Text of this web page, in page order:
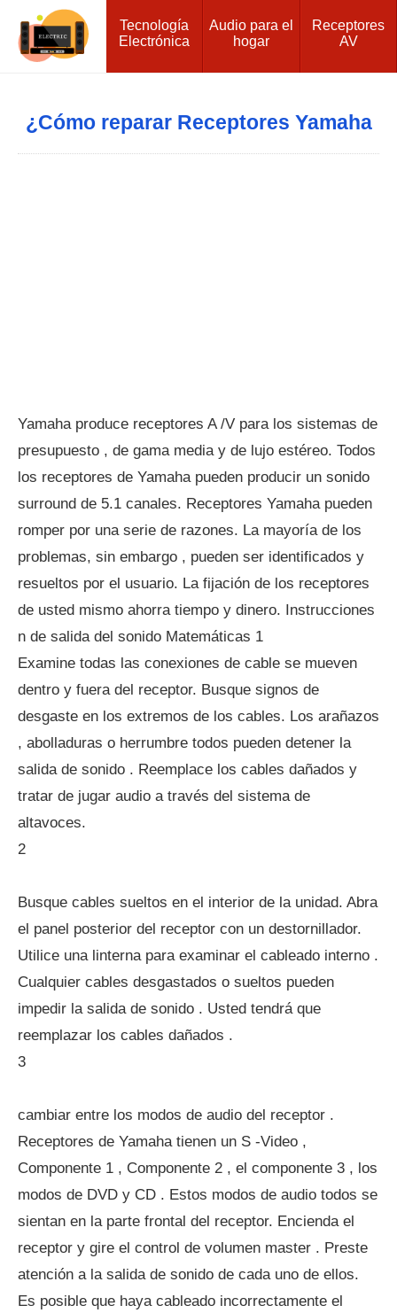
Tecnología
Electrónica
Audio para el
hogar
Receptores
AV
¿Cómo reparar Receptores Yamaha
Yamaha produce receptores A /V para los sistemas de
presupuesto , de gama media y de lujo estéreo. Todos
los receptores de Yamaha pueden producir un sonido
surround de 5.1 canales. Receptores Yamaha pueden
romper por una serie de razones. La mayoría de los
problemas, sin embargo , pueden ser identificados y
resueltos por el usuario. La fijación de los receptores
de usted mismo ahorra tiempo y dinero. Instrucciones
n de salida del sonido Matemáticas 1
Examine todas las conexiones de cable se mueven
dentro y fuera del receptor. Busque signos de
desgaste en los extremos de los cables. Los arañazos
, abolladuras o herrumbre todos pueden detener la
salida de sonido . Reemplace los cables dañados y
tratar de jugar audio a través del sistema de
altavoces.
2
Busque cables sueltos en el interior de la unidad. Abra
el panel posterior del receptor con un destornillador.
Utilice una linterna para examinar el cableado interno .
Cualquier cables desgastados o sueltos pueden
impedir la salida de sonido . Usted tendrá que
reemplazar los cables dañados .
3
cambiar entre los modos de audio del receptor .
Receptores de Yamaha tienen un S -Video ,
Componente 1 , Componente 2 , el componente 3 , los
modos de DVD y CD . Estos modos de audio todos se
sientan en la parte frontal del receptor. Encienda el
receptor y gire el control de volumen master . Preste
atención a la salida de sonido de cada uno de ellos.
Es posible que haya cableado incorrectamente el